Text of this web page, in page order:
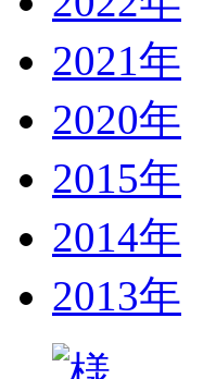
2021年
2020年
2015年
2014年
2013年